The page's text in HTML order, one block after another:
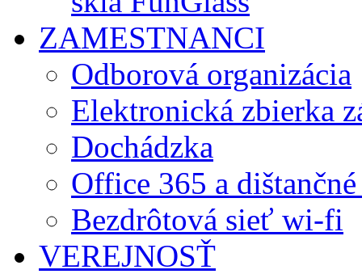
ZAMESTNANCI
Odborová organizácia
Elektronická zbierka
Dochádzka
Office 365 a
Bezdrôtová sieť wi-fi
VEREJNOSŤ